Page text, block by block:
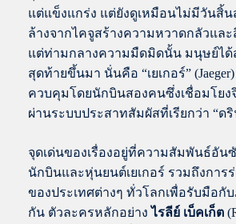
แต่แข็งแกร่ง แต่ยังดูเหมือนไม่มีวันสิ้น
ล้างจากไคจูสร้างความหวาดกลัวแล
แต่ท่ามกลางความมืดมิดนั้น มนุษย์ได้
สุดท้ายขึ้นมา นั่นคือ “เยเกอร์”
ควบคุมโดยนักบินสองคนซึ่งเชื่อมโยง
ผ่านระบบประสาทสัมผัสที่เรียกว่า “ด
จุดเด่นของเรื่องอยู่ที่ความสัมพันธ์อัน
นักบินและหุ่นยนต์เยเกอร์ รวมถึงการ
ของประเทศต่างๆ ทั่วโลกเพื่อรับมือกั
กัน ตัวละครหลักอย่างไรลีย์ เบ็คเก็ต